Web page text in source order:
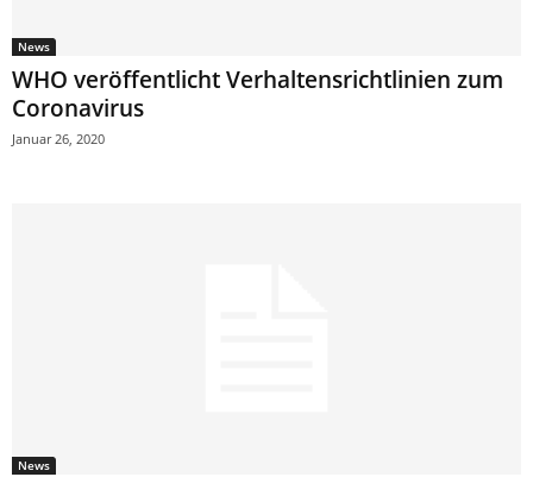
News
WHO veröffentlicht Verhaltensrichtlinien zum
Coronavirus
Januar 26, 2020
News